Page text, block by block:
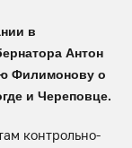
в
Антон
Филимонову о
и Череповце.
контрольно-